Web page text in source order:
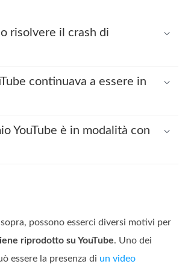
risolvere il crash di
continuava a essere in
YouTube è in modalità con
possono esserci diversi motivi per
riprodotto su YouTube. Uno dei
essere la presenza di un video